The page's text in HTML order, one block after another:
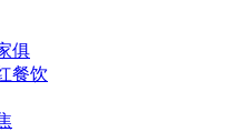
俱
餐饮